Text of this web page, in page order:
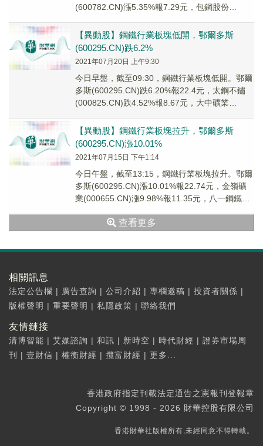
(600782.CN)漲5.35%報7.29元，包鋼股份
【異動股】鋼鐵行業板塊低開，鄂爾多斯
(600295.CN)跌6.2%
2021年07月20日 上午9:30
今日早盤，截至09:30，鋼鐵行業板塊低開。鄂爾
多斯(600295.CN)跌6.20%報22.4元，太鋼不鏽
(000825.CN)跌4.52%報8.67元，大中礦業
【異動股】鋼鐵行業板塊拉升，鄂爾多斯
(600295.CN)漲10.01%
2021年07月15日 下午1:14
今日午盤，截至13:15，鋼鐵行業板塊拉升。鄂爾
多斯(600295.CN)漲10.01%報22.74元，金嶺礦
業(000655.CN)漲9.98%報11.35元，八一鋼鐵
查看更多
相關訊息
法定公告欄 | 廣告查詢 | 公司介紹 | 專欄邀稿 | 投資者關係 |
版權聲明 | 重要聲明 | 私隱政策 | 聯絡我們
友情鏈接
清博智能 | 艾媒諮詢 | 和訊 | 新時空 | 時代財經 | 證券市場周
刊
| 壹財信 | 權衡財經 | 攬富財經 | 更多...
香港政府指定刊載法定通告之憲報刊登報章
Copyright © 1998 - 2026 財華控股有限公司
香港財華社版權所有,未經同意不得轉載。